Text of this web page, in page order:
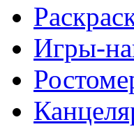
Игры-